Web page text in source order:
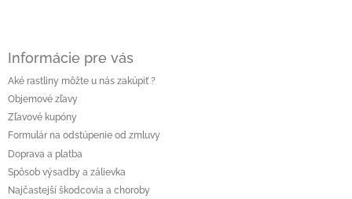
Informácie pre vás
Aké rastliny môžte u nás zakúpiť ?
Objemové zľavy
Zľavové kupóny
Formulár na odstúpenie od zmluvy
Doprava a platba
Spôsob výsadby a zálievka
Najčastejší škodcovia a choroby